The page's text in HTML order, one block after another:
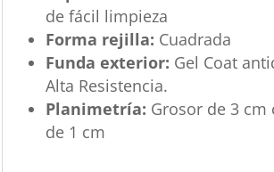
de fácil limpieza
Forma rejilla: Cuadrada
Funda exterior: Gel Coat
Alta Resistencia.
Planimetría: Grosor de 3 cm
de 1 cm